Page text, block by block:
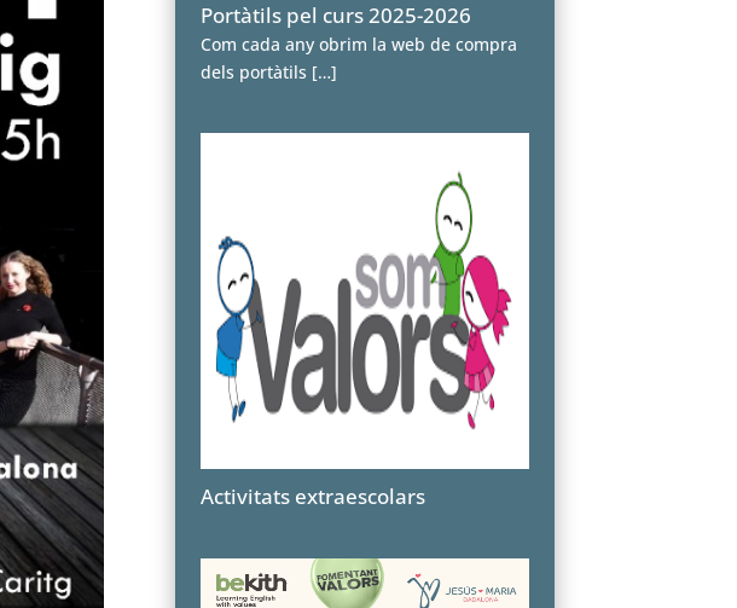
Portàtils pel curs 2025-2026
Com cada any obrim la web de compra
dels portàtils […]
Activitats extraescolars